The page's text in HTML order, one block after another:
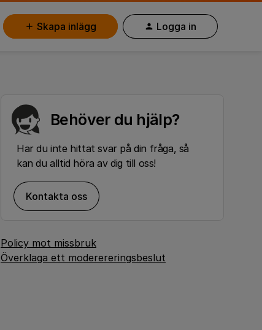
Skapa inlägg Logga in
Behöver du hjälp?
Har du inte hittat svar på din fråga, så
kan du alltid höra av dig till oss!
Kontakta oss
Policy mot missbruk
Överklaga ett moderereringsbeslut